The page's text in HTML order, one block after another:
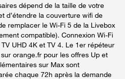
dépend de la taille de votre
d’étendre la couverture wifi de
remplacer le Wi-Fi 5 de la Livebox
compatible). Connexion Wi-Fi
UHD 4K et TV 4. Le 1er répéteur
orange.fr pour les offres Up et
sur Max sont
chaque 72h après la demande